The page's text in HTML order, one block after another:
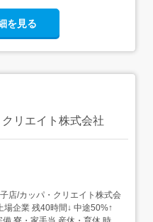
を見る
リエイト株式会社
店/カッパ・クリエイト株式会